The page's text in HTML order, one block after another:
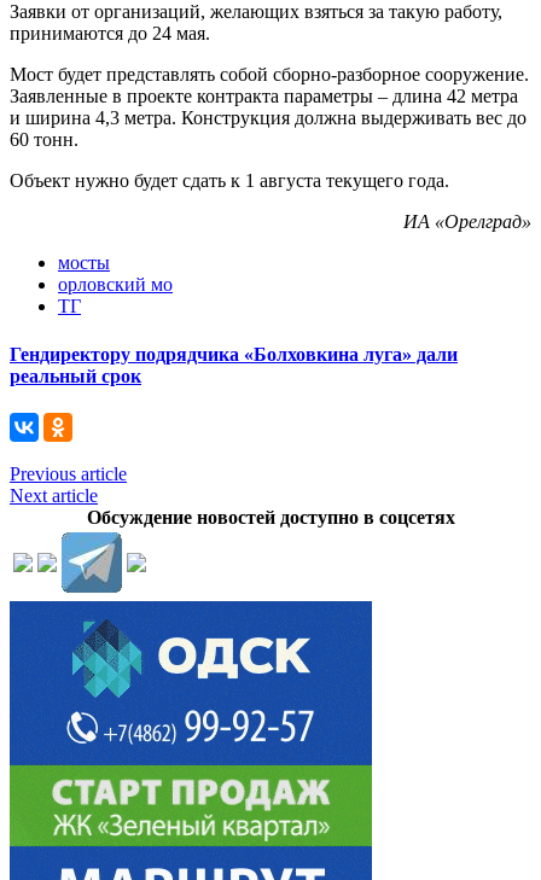
Заявки от организаций, желающих взяться за такую работу,
принимаются до 24 мая.
Мост будет представлять собой сборно-разборное сооружение.
Заявленные в проекте контракта параметры – длина 42 метра
и ширина 4,3 метра. Конструкция должна выдерживать вес до
60 тонн.
Объект нужно будет сдать к 1 августа текущего года.
ИА «Орелград»
мосты
орловский мо
ТГ
Гендиректору подрядчика «Болховкина луга» дали
реальный срок
Previous article
Next article
Обсуждение новостей доступно в соцсетях